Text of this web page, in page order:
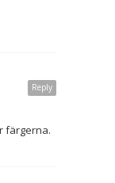
Reply
färgerna.